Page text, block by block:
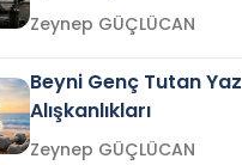
Zeynep GÜÇLÜCAN
Beyni Genç Tutan Yaz
Alışkanlıkları
Zeynep GÜÇLÜCAN